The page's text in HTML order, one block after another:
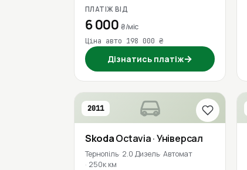
ПЛАТІЖ ВІД
6 000₴/міс
Ціна авто 198 000 ₴
Дізнатись платіж→
2011
SkodaOctavia· Універсал
Тернопіль 2.0 Дизель Автомат
250к км